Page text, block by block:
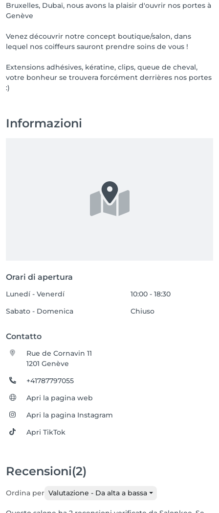
Bruxelles, Dubaï, nous avons la plaisir d'ouvrir nos portes à
Genève
Venez découvrir notre concept boutique/salon, dans
lequel nos coiffeurs sauront prendre soins de vous !
Extensions adhésives, kératine, clips, queue de cheval,
votre bonheur se trouvera forcément derrières nos portes
:)
Informazioni
Orari di apertura
Lunedí - Venerdí
10:00 - 18:30
Sabato - Domenica
Chiuso
Contatto
Rue de Cornavin 11
1201 Genève
+41787797055
Apri la pagina web
Apri la pagina Instagram
Apri TikTok
Recensioni(2)
Ordina per Valutazione - Da alta a bassa